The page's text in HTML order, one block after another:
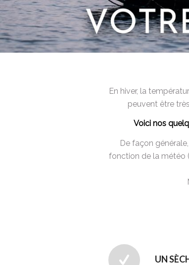
En hiver, la
peuvent être
Voici nos
De façon
fonction de la météo
UN